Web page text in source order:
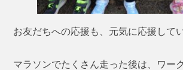
お友だちへの応援も、元気に応援して
マラソンでたくさん走った後は、ワー